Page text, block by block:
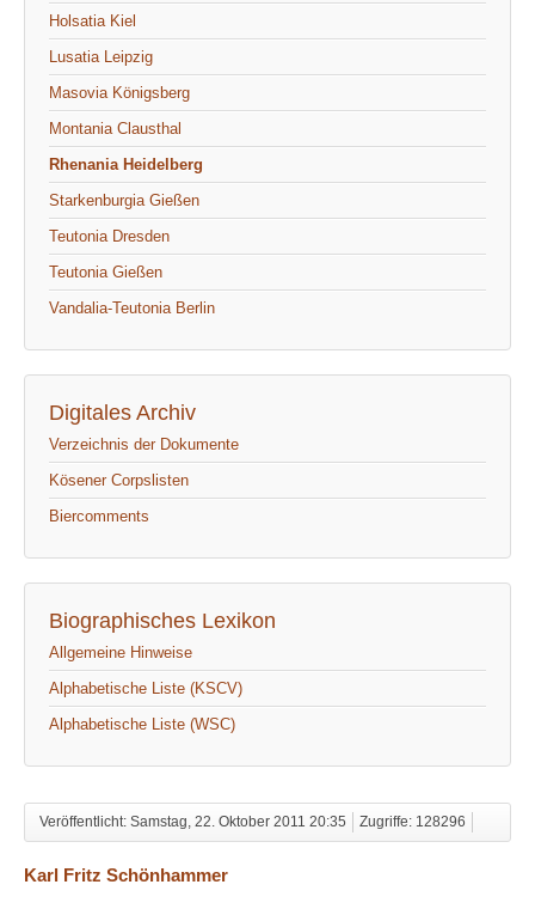
Holsatia Kiel
Lusatia Leipzig
Masovia Königsberg
Montania Clausthal
Rhenania Heidelberg
Starkenburgia Gießen
Teutonia Dresden
Teutonia Gießen
Vandalia-Teutonia Berlin
Digitales Archiv
Verzeichnis der Dokumente
Kösener Corpslisten
Biercomments
Biographisches Lexikon
Allgemeine Hinweise
Alphabetische Liste (KSCV)
Alphabetische Liste (WSC)
Veröffentlicht: Samstag, 22. Oktober 2011 20:35 Zugriffe: 128296
Karl Fritz Schönhammer